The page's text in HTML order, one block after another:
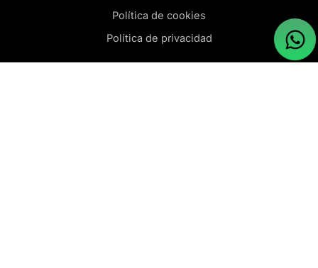
Política de cookies
Política de privacidad